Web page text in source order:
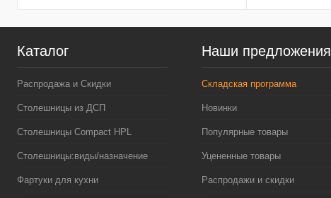
Каталог
Распродажа и Скидки
Столешницы из ДСП
Столешницы Compact HPL
Столешницы:виды/назначение
Фартуки для кухни
Наши предложения
Складская программа
Новинки
Популярные товары
Уцененные товары
Распродажи и скидки